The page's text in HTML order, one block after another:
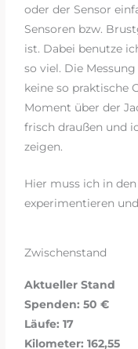
oder der Sensor
Sensoren bzw.
ist. Dabei benutze
so viel. Die
keine so praktische
Moment über der
frisch draußen und
zeigen.
Hier muss ich in
experimentieren
Zwischenstand
Aktueller Stand
Spenden: 50 €
Läufe: 17
Kilometer: 162,55